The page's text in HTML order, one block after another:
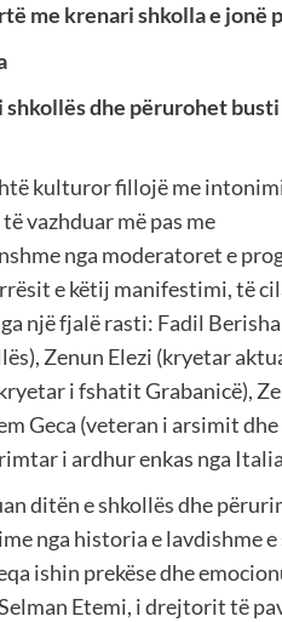
me krenari shkolla e jonë
dhe përurohet busti
kulturor fillojë me
vazhduar më pas me
nga moderatoret e
e këtij manifestimi, të
një fjalë rasti: Fadil Berisha
Zenun Elezi (kryetar
i fshatit Grabanicë),
Geca (veteran i arsimit
i ardhur enkas nga
ditën e shkollës dhe
nga historia e lavdishme
ishin prekëse dhe
Etemi, i drejtorit të